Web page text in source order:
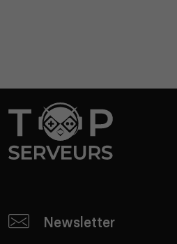
Newsletter